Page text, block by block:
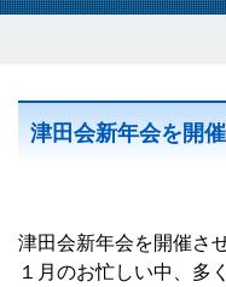
津田会新年会を開
津田会新年会を開催さ
１月のお忙しい中、多